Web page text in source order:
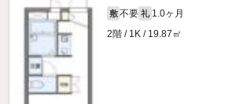
敷 不要 礼 1.0ヶ月
2階 / 1K / 19.87㎡